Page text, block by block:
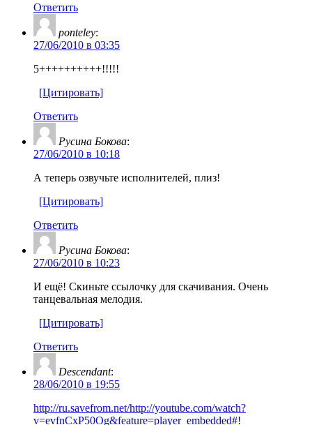
Ответить
ponteley:
27/06/2010 в 03:35
5++++++++++!!!!!
[Цитировать]
Ответить
Русина Бокова:
27/06/2010 в 10:18
А теперь озвучьте исполнителей, плиз!
[Цитировать]
Ответить
Русина Бокова:
27/06/2010 в 10:23
И ещё! Скиньте ссылочку для скачивания. Очень
танцевальная мелодия.
[Цитировать]
Ответить
Descendant:
28/06/2010 в 19:55
http://ru.savefrom.net/http://youtube.com/watch?
v=evfnCxP50Og&feature=player_embedded#!